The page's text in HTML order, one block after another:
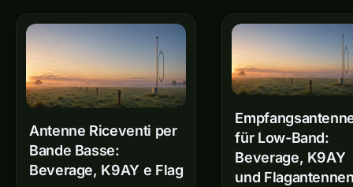
wohnt, hat die Grenze oft in
Sichtweite. Mit einer gültigen
OE-Lizenz und ein…
nord ha spesso il
a vista. Con…
Antenne Riceventi per
Bande Basse:
Beverage, K9AY e Flag
für Low-Band:
Beverage, K9AY
und